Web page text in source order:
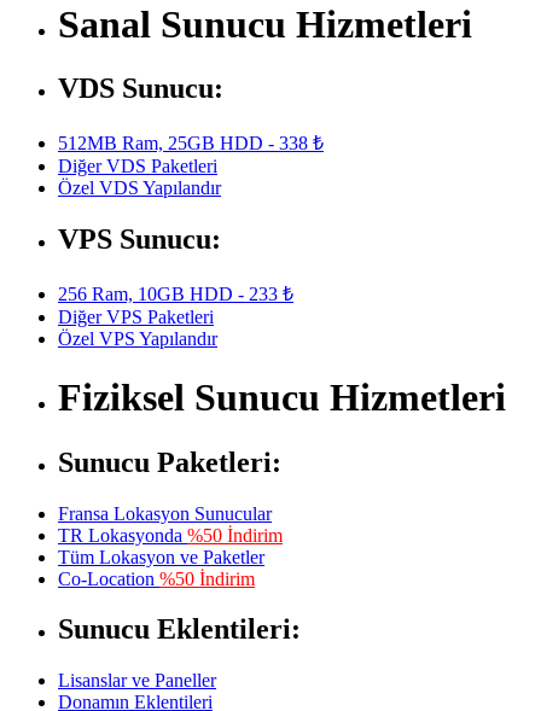
Sanal Sunucu Hizmetleri
VDS Sunucu:
512MB Ram, 25GB HDD - 338 ₺
Diğer VDS Paketleri
Özel VDS Yapılandır
VPS Sunucu:
256 Ram, 10GB HDD - 233 ₺
Diğer VPS Paketleri
Özel VPS Yapılandır
Fiziksel Sunucu Hizmetleri
Sunucu Paketleri:
Fransa Lokasyon Sunucular
TR Lokasyonda %50 İndirim
Tüm Lokasyon ve Paketler
Co-Location %50 İndirim
Sunucu Eklentileri:
Lisanslar ve Paneller
Donamın Eklentileri